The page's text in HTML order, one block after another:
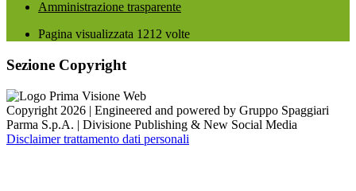
Amministrazione trasparente
Pagina visualizzata 1212 volte
Sezione Copyright
Copyright 2026 | Engineered and powered by Gruppo Spaggiari
Parma S.p.A. | Divisione Publishing & New Social Media
Disclaimer trattamento dati personali